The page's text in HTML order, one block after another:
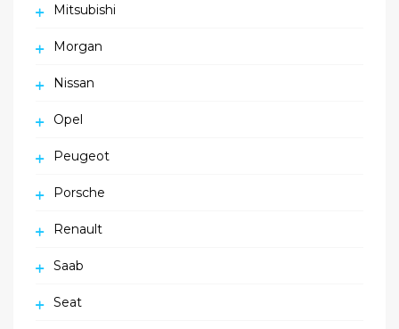
Mitsubishi
Morgan
Nissan
Opel
Peugeot
Porsche
Renault
Saab
Seat